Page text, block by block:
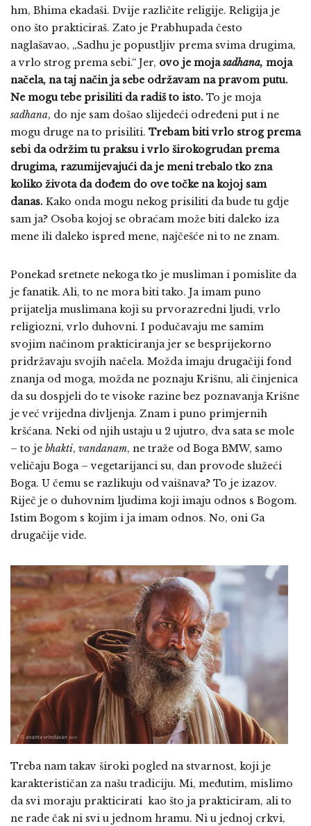
hm, Bhima ekadaši. Dvije različite religije. Religija je
ono što prakticiraš. Zato je Prabhupada često
naglašavao, „Sadhu je popustljiv prema svima drugima,
a vrlo strog prema sebi.“ Jer, ovo je mojasadhana, moja
načela, na taj način ja sebe održavam na pravom putu.
Ne mogu tebe prisiliti da radiš to isto. To je moja
sadhana, do nje sam došao slijedeći određeni put i ne
mogu druge na to prisiliti. Trebam biti vrlo strog prema
sebi da održim tu praksu i vrlo širokogrudan prema
drugima, razumijevajući da je meni trebalo tko zna
koliko života da dođem do ove točke na kojoj sam
danas. Kako onda mogu nekog prisiliti da bude tu gdje
sam ja? Osoba kojoj se obraćam može biti daleko iza
mene ili daleko ispred mene, najčešće ni to ne znam.
Ponekad sretnete nekoga tko je musliman i pomislite da
je fanatik. Ali, to ne mora biti tako. Ja imam puno
prijatelja muslimana koji su prvorazredni ljudi, vrlo
religiozni, vrlo duhovni. I podučavaju me samim
svojim načinom prakticiranja jer se besprijekorno
pridržavaju svojih načela. Možda imaju drugačiji fond
znanja od moga, možda ne poznaju Krišnu, ali činjenica
da su dospjeli do te visoke razine bez poznavanja Krišne
je već vrijedna divljenja. Znam i puno primjernih
kršćana. Neki od njih ustaju u 2 ujutro, dva sata se mole
– to je bhakti, vandanam, ne traže od Boga BMW, samo
veličaju Boga – vegetarijanci su, dan provode služeći
Boga. U čemu se razlikuju od vaišnava? To je izazov.
Riječ je o duhovnim ljudima koji imaju odnos s Bogom.
Istim Bogom s kojim i ja imam odnos. No, oni Ga
drugačije vide.
Treba nam takav široki pogled na stvarnost, koji je
karakterističan za našu tradiciju. Mi, međutim, mislimo
da svi moraju prakticirati kao što ja prakticiram, ali to
ne rade čak ni svi u jednom hramu. Ni u jednoj crkvi,